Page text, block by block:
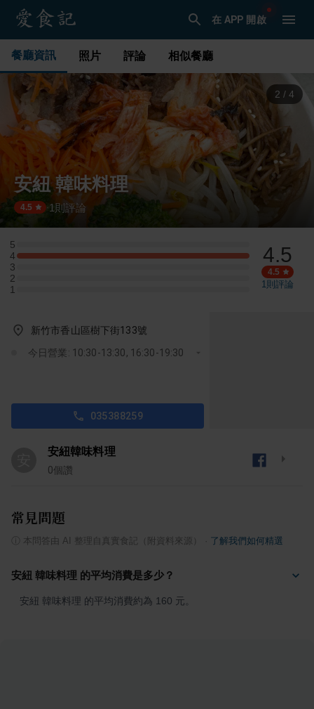
在 APP 開啟
餐廳資訊 照片 評論 相似餐廳
2 / 4
安紐 韓味料理
4.5 ·1 則評論
5
5 星：0 則評論
4
4 星：1 則評論
3
3 星：0 則評論
2
2 星：0 則評論
1
1 星：0 則評論
4.5
4.5
1則評論
新竹市香山區樹下街133號
今日營業: 10:30-13:30, 16:30-19:30
035388259
安紐韓味料理
0個讚
常見問題
本問答由 AI 整理自真實食記（附資料來源） 了解我們如何精選
安紐 韓味料理 的平均消費是多少？
安紐 韓味料理 的平均消費約為 160 元。